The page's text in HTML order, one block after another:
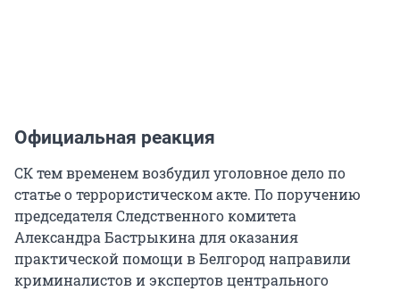
Официальная реакция
СК тем временем возбудил уголовное дело по
статье о террористическом акте. По поручению
председателя Следственного комитета
Александра Бастрыкина для оказания
практической помощи в Белгород направили
криминалистов и экспертов центрального